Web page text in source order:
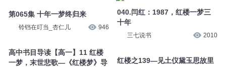
第065集 十年一梦终归来
铃铛在叮当_杏仁儿 946
高中书目导读【高一】11 红楼
一梦，末世悲歌—《红楼梦》导
040.闫红：1987，红楼一梦三
十年
三七说书 2010
红楼之139—见土仪黛玉思故里